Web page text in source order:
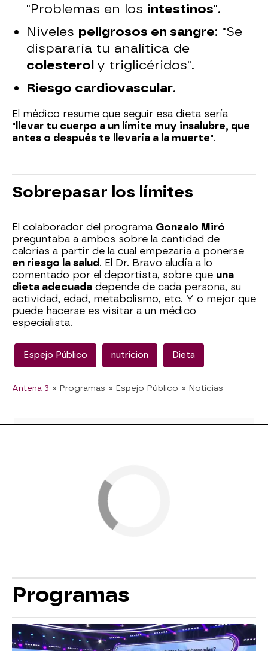
"Problemas en los intestinos".
Niveles peligrosos en sangre: "Se
dispararía tu analítica de
colesterol y triglicéridos".
Riesgo cardiovascular.
El médico resume que seguir esa dieta sería
"llevar tu cuerpo a un límite muy insalubre, que
antes o después te llevaría a la muerte".
Sobrepasar los límites
El colaborador del programa Gonzalo Miró
preguntaba a ambos sobre la cantidad de
calorías a partir de la cual empezaría a ponerse
en riesgo la salud . El Dr. Bravo aludía a lo
comentado por el deportista, sobre que una
dieta adecuada depende de cada persona, su
actividad, edad, metabolismo, etc. Y o mejor que
puede hacerse es visitar a un médico
especialista.
Espejo Público nutricion Dieta
Antena 3 » Programas » Espejo Público » Noticias
Programas